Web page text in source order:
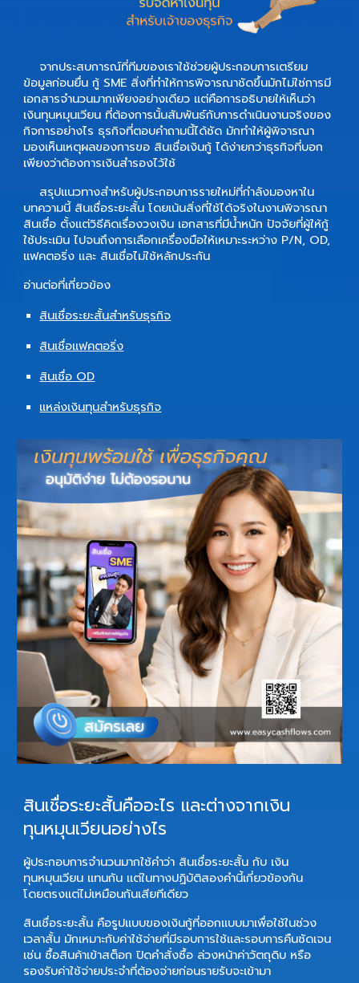
จากประสบการณ์ที่ทีมของเราใช้ช่วยผู้ประกอบการเตรียม
ข้อมูลก่อนยื่นกู้ SME สิ่งที่ทำให้การพิจารณาชัดขึ้นมักไม่ใช่การมี
เอกสารจำนวนมากเพียงอย่างเดียว แต่คือการอธิบายให้เห็นว่า
เงินทุนหมุนเวียน ที่ต้องการนั้นสัมพันธ์กับการดำเนินงานจริงของ
กิจการอย่างไร ธุรกิจที่ตอบคำถามนี้ได้ชัด มักทำให้ผู้พิจารณา
มองเห็นเหตุผลของการขอ สินเชื่อเงินกู้ ได้ง่ายกว่าธุรกิจที่บอก
เพียงว่าต้องการเงินสำรองไว้ใช้
สรุปแนวทางสำหรับผู้ประกอบการรายใหม่ที่กำลังมองหาใน
บทความนี้ สินเชื่อระยะสั้น โดยเน้นสิ่งที่ใช้ได้จริงในงานพิจารณา
สินเชื่อ ตั้งแต่วิธีคิดเรื่องวงเงิน เอกสารที่มีน้ำหนัก ปัจจัยที่ผู้ให้กู้
ใช้ประเมิน ไปจนถึงการเลือกเครื่องมือให้เหมาะระหว่าง P/N, OD,
แฟคตอริ่ง และ สินเชื่อไม่ใช้หลักประกัน
อ่านต่อที่เกี่ยวข้อง
สินเชื่อระยะสั้นสำหรับธุรกิจ
สินเชื่อแฟคตอริ่ง
สินเชื่อ OD
แหล่งเงินทุนสำหรับธุรกิจ
สินเชื่อระยะสั้นคืออะไร และต่างจากเงิน
ทุนหมุนเวียนอย่างไร
ผู้ประกอบการจำนวนมากใช้คำว่า สินเชื่อระยะสั้น กับ เงิน
ทุนหมุนเวียน แทนกัน แต่ในทางปฏิบัติสองคำนี้เกี่ยวข้องกัน
โดยตรงแต่ไม่เหมือนกันเสียทีเดียว
สินเชื่อระยะสั้น คือรูปแบบของเงินกู้ที่ออกแบบมาเพื่อใช้ในช่วง
เวลาสั้น มักเหมาะกับค่าใช้จ่ายที่มีรอบการใช้และรอบการคืนชัดเจน
เช่น ซื้อสินค้าเข้าสต็อก ปิดคำสั่งซื้อ ล่วงหน้าค่าวัตถุดิบ หรือ
รองรับค่าใช้จ่ายประจำที่ต้องจ่ายก่อนรายรับจะเข้ามา